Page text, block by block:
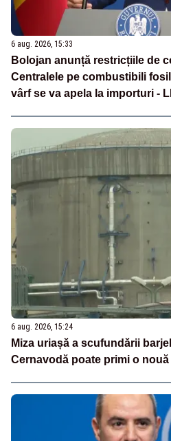
6 aug. 2026, 15:33
Bolojan anunță restricțiile de
Centralele pe combustibili
vârf se va apela la importuri -
6 aug. 2026, 15:24
Miza uriașă a scufundării
Cernavodă poate primi o